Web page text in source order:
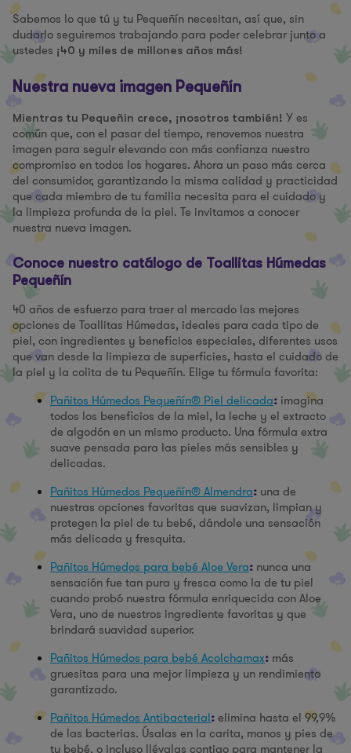
Sabemos lo que tú y tu Pequeñín necesitan, así que, sin
dudarlo seguiremos trabajando para poder celebrar junto a
ustedes ¡40 y miles de millones años más!
Nuestra nueva imagen Pequeñín
Mientras tu Pequeñín crece, ¡nosotros también! Y es
común que, con el pasar del tiempo, renovemos nuestra
imagen para seguir elevando con más confianza nuestro
compromiso en todos los hogares. Ahora un paso más cerca
del consumidor, garantizando la misma calidad y practicidad
que cada miembro de tu familia necesita para el cuidado y
la limpieza profunda de la piel. Te invitamos a conocer
nuestra nueva imagen.
Conoce nuestro catálogo de Toallitas Húmedas
Pequeñín
40 años de esfuerzo para traer al mercado las mejores
opciones de Toallitas Húmedas, ideales para cada tipo de
piel, con ingredientes y beneficios especiales, diferentes usos
que van desde la limpieza de superficies, hasta el cuidado de
la piel y la colita de tu Pequeñín. Elige tu fórmula favorita:
Pañitos Húmedos Pequeñín® Piel delicada: imagina
todos los beneficios de la miel, la leche y el extracto
de algodón en un mismo producto. Una fórmula extra
suave pensada para las pieles más sensibles y
delicadas.
Pañitos Húmedos Pequeñín® Almendra: una de
nuestras opciones favoritas que suavizan, limpian y
protegen la piel de tu bebé, dándole una sensación
más delicada y fresquita.
Pañitos Húmedos para bebé Aloe Vera: nunca una
sensación fue tan pura y fresca como la de tu piel
cuando probó nuestra fórmula enriquecida con Aloe
Vera, uno de nuestros ingrediente favoritas y que
brindará suavidad superior.
Pañitos Húmedos para bebé Acolchamax: más
gruesitas para una mejor limpieza y un rendimiento
garantizado.
Pañitos Húmedos Antibacterial: elimina hasta el 99,9%
de las bacterias. Úsalas en la carita, manos y pies de
tu bebé, o incluso llévalas contigo para mantener la